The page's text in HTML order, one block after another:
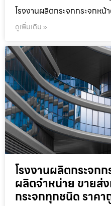
โรงงานผลิตกระจกกระจกหน้
ดูเพิ่มเติม »
โรงงานผลิตกระจกก
ผลิตจำหน่าย ขายส่
กระจกทุกชนิด ราคา